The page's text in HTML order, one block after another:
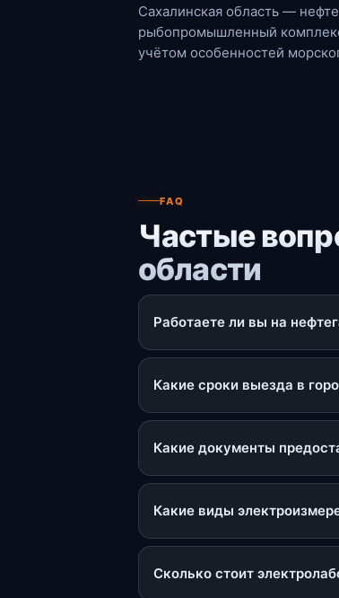
Сахалинская область —
рыбопромышленный
учётом особенностей
FAQ
Частые
области
Работаете ли вы на
Какие сроки выезда в
Какие документы
Какие виды
Сколько стоит